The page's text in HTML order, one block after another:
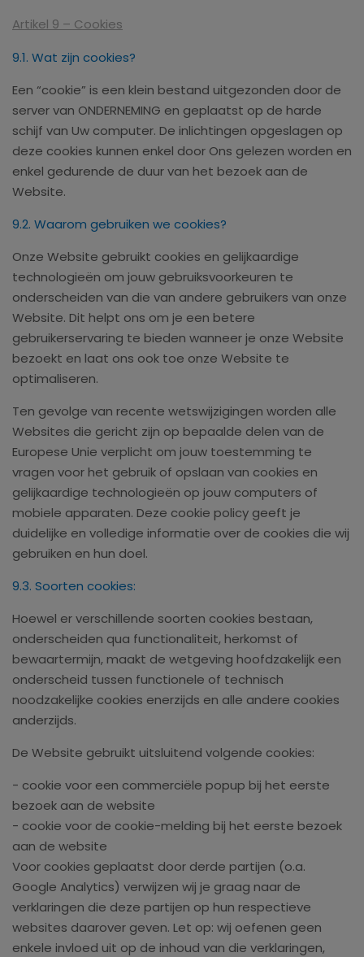
Artikel 9 – Cookies
9.1. Wat zijn cookies?
Een “cookie” is een klein bestand uitgezonden door de
server van ONDERNEMING en geplaatst op de harde
schijf van Uw computer. De inlichtingen opgeslagen op
deze cookies kunnen enkel door Ons gelezen worden en
enkel gedurende de duur van het bezoek aan de
Website.
9.2. Waarom gebruiken we cookies?
Onze Website gebruikt cookies en gelijkaardige
technologieën om jouw gebruiksvoorkeuren te
onderscheiden van die van andere gebruikers van onze
Website. Dit helpt ons om je een betere
gebruikerservaring te bieden wanneer je onze Website
bezoekt en laat ons ook toe onze Website te
optimaliseren.
Ten gevolge van recente wetswijzigingen worden alle
Websites die gericht zijn op bepaalde delen van de
Europese Unie verplicht om jouw toestemming te
vragen voor het gebruik of opslaan van cookies en
gelijkaardige technologieën op jouw computers of
mobiele apparaten. Deze cookie policy geeft je
duidelijke en volledige informatie over de cookies die wij
gebruiken en hun doel.
9.3. Soorten cookies:
Hoewel er verschillende soorten cookies bestaan,
onderscheiden qua functionaliteit, herkomst of
bewaartermijn, maakt de wetgeving hoofdzakelijk een
onderscheid tussen functionele of technisch
noodzakelijke cookies enerzijds en alle andere cookies
anderzijds.
De Website gebruikt uitsluitend volgende cookies:
- cookie voor een commerciële popup bij het eerste
bezoek aan de website
- cookie voor de cookie-melding bij het eerste bezoek
aan de website
Voor cookies geplaatst door derde partijen (o.a.
Google Analytics) verwijzen wij je graag naar de
verklaringen die deze partijen op hun respectieve
websites daarover geven. Let op: wij oefenen geen
enkele invloed uit op de inhoud van die verklaringen,